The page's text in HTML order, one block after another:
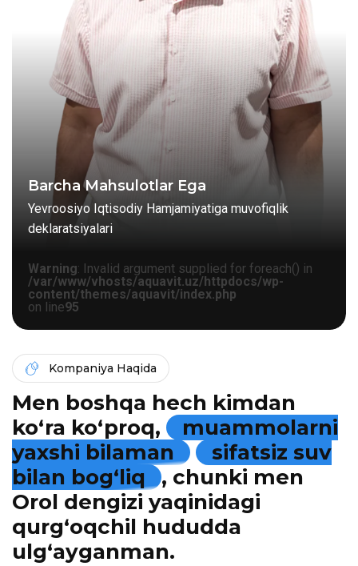
Barcha Mahsulotlar Ega
Yevroosiyo Iqtisodiy Hamjamiyatiga muvofiqlik
deklaratsiyalari
Warning: Invalid argument supplied for foreach() in
/var/www/vhosts/aquavit.uz/httpdocs/wp-
content/themes/aquavit/index.php
on line95
Kompaniya Haqida
Men boshqa hech kimdan
ko‘ra ko‘proq,
muammolarni
yaxshi bilaman
sifatsiz suv
bilan bog‘liq
, chunki men
Orol dengizi yaqinidagi
qurg‘oqchil hududda
ulg‘ayganman.